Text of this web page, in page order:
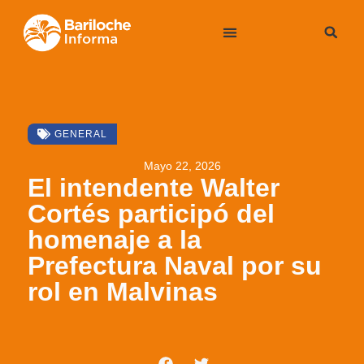
GENERAL
Mayo 22, 2026
El intendente Walter
Cortés participó del
homenaje a la
Prefectura Naval por su
rol en Malvinas